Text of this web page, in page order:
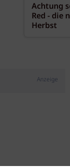
Achtung
Red - die
Herbst
Anzeige